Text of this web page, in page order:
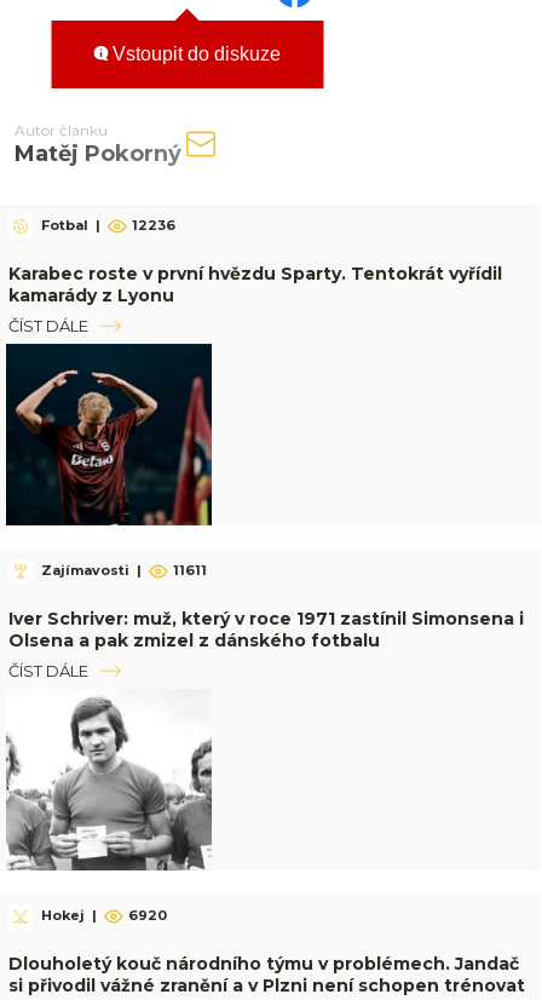
Vstoupit do diskuze
Autor článku
Matěj Pokorný
Fotbal | 12236
Karabec roste v první hvězdu Sparty. Tentokrát vyřídil
kamarády z Lyonu
ČÍST DÁLE
Zajímavosti | 11611
Iver Schriver: muž, který v roce 1971 zastínil Simonsena i
Olsena a pak zmizel z dánského fotbalu
ČÍST DÁLE
Hokej | 6920
Dlouholetý kouč národního týmu v problémech. Jandač
si přivodil vážné zranění a v Plzni není schopen trénovat